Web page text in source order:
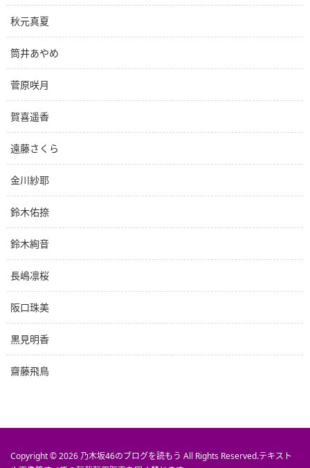
秋元真夏
筒井あやめ
菅原咲月
賀喜遥香
遠藤さくら
金川紗耶
鈴木佑捺
鈴木絢音
長嶋凛桜
阪口珠美
黒見明香
齋藤飛鳥
Copyright © 2026乃木坂46のブログを読もう All Rights Reserved.テキスト